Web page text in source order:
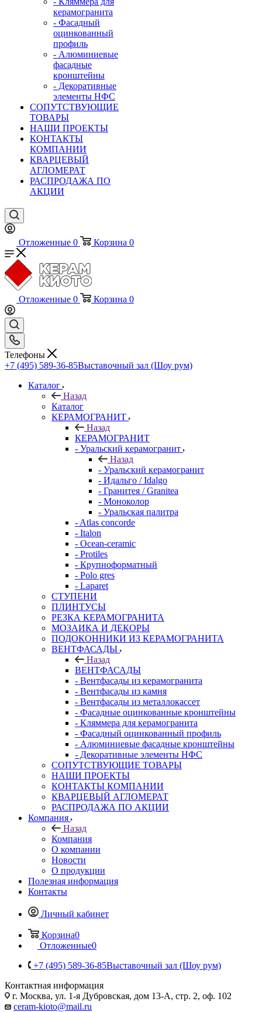
керамогранита
- Фасадный
оцинкованный
профиль
- Алюминиевые
фасадные
кронштейны
- Декоративные
элементы НФС
СОПУТСТВУЮЩИЕ
ТОВАРЫ
НАШИ ПРОЕКТЫ
КОНТАКТЫ
КОМПАНИИ
КВАРЦЕВЫЙ
АГЛОМЕРАТ
РАСПРОДАЖА ПО
АКЦИИ
Отложенные 0 Корзина 0
Отложенные 0 Корзина 0
Телефоны
+7 (495) 589-36-85Выставочный зал (Шоу рум)
Каталог
Назад
Каталог
КЕРАМОГРАНИТ
Назад
КЕРАМОГРАНИТ
- Уральский керамогранит
Назад
- Уральский керамогранит
- Идальго / Idalgo
- Гранитея / Granitea
- Моноколор
- Уральская палитра
- Atlas concorde
- Italon
- Ocean-ceramic
- Protiles
- Крупноформатный
- Polo gres
- Laparet
СТУПЕНИ
ПЛИНТУСЫ
РЕЗКА КЕРАМОГРАНИТА
МОЗАИКА И ДЕКОРЫ
ПОДОКОННИКИ ИЗ КЕРАМОГРАНИТА
ВЕНТФАСАДЫ
Назад
ВЕНТФАСАДЫ
- Вентфасады из керамогранита
- Вентфасады из камня
- Вентфасады из металлокассет
- Фасадные оцинкованные кронштейны
- Кляммера для керамогранита
- Фасадный оцинкованный профиль
- Алюминиевые фасадные кронштейны
- Декоративные элементы НФС
СОПУТСТВУЮЩИЕ ТОВАРЫ
НАШИ ПРОЕКТЫ
КОНТАКТЫ КОМПАНИИ
КВАРЦЕВЫЙ АГЛОМЕРАТ
РАСПРОДАЖА ПО АКЦИИ
Компания
Назад
Компания
О компании
Новости
О продукции
Полезная информация
Контакты
Личный кабинет
Корзина0
Отложенные0
+7 (495) 589-36-85Выставочный зал (Шоу рум)
Контактная информация
г. Москва, ул. 1-я Дубровская, дом 13-А, стр. 2, оф. 102
ceram-kioto@mail.ru